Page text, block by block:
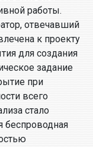
работы.
отвечавший
к проекту
для создания
задание
при
всего
стало
беспроводная